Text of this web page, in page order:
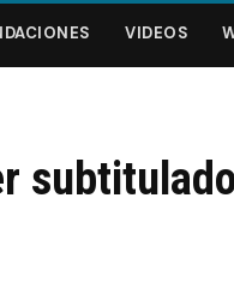
VIDEOS